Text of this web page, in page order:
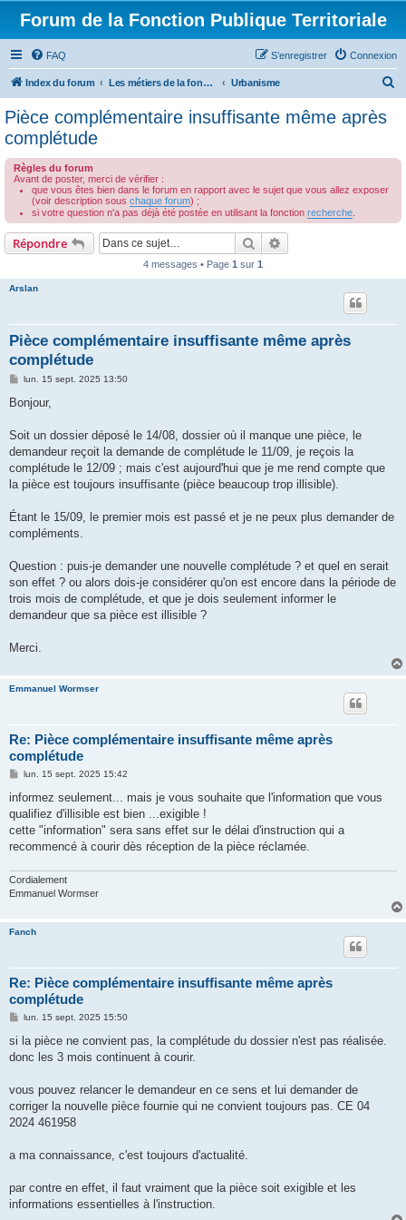
Forum de la Fonction Publique Territoriale
FAQ Connexion
S’enregistrer
Index du forum Les métiers de la fonction publique territoriale Urbanisme
r
Pièce complémentaire insuffisante même après
complétude
Règles du forum
Avant de poster, merci de vérifier :
que vous êtes bien dans le forum en rapport avec le sujet que vous allez exposer
(voir description sous chaque forum) ;
si votre question n'a pas déjà été postée en utilisant la fonction recherche
Répondre Rechercher
4 messages • Page 1 sur 1
Arslan
Pièce complémentaire insuffisante même après
complétude
M
s
g
lun. 15 sept. 2025 13:50
Bonjour,
Soit un dossier déposé le 14/08, dossier où il manque une pièce, le
demandeur reçoit la demande de complétude le 11/09, je reçois la
complétude le 12/09 ; mais c'est aujourd'hui que je me rend compte que
la pièce est toujours insuffisante (pièce beaucoup trop illisible).
Étant le 15/09, le premier mois est passé et je ne peux plus demander de
compléments.
Question : puis-je demander une nouvelle complétude ? et quel en serait
son effet ? ou alors dois-je considérer qu'on est encore dans la période de
trois mois de complétude, et que je dois seulement informer le
demandeur que sa pièce est illisible ?
Merci.
Emmanuel Wormser
Re: Pièce complémentaire insuffisante même après
complétude
M
s
a
g
lun. 15 sept. 2025 15:42
informez seulement... mais je vous souhaite que l'information que vous
qualifiez d'illisible est bien ...exigible !
cette "information" sera sans effet sur le délai d'instruction qui a
recommencé à courir dès réception de la pièce réclamée.
Cordialement
Emmanuel Wormser
Fanch
Re: Pièce complémentaire insuffisante même après
complétude
M
s
a
lun. 15 sept. 2025 15:50
si la pièce ne convient pas, la complétude du dossier n'est pas réalisée.
donc les 3 mois continuent à courir.
vous pouvez relancer le demandeur en ce sens et lui demander de
corriger la nouvelle pièce fournie qui ne convient toujours pas. CE 04
2024 461958
a ma connaissance, c'est toujours d'actualité.
par contre en effet, il faut vraiment que la pièce soit exigible et les
informations essentielles à l'instruction.